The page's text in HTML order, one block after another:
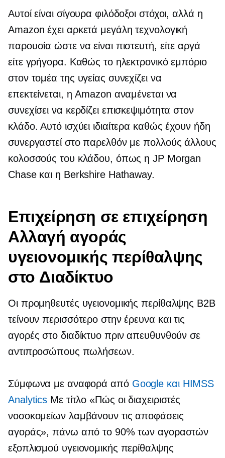
Αυτοί είναι σίγουρα φιλόδοξοι στόχοι, αλλά η
Amazon έχει αρκετά μεγάλη τεχνολογική
παρουσία ώστε να είναι πιστευτή, είτε αργά
είτε γρήγορα. Καθώς το ηλεκτρονικό εμπόριο
στον τομέα της υγείας συνεχίζει να
επεκτείνεται, η Amazon αναμένεται να
συνεχίσει να κερδίζει επισκεψιμότητα στον
κλάδο. Αυτό ισχύει ιδιαίτερα καθώς έχουν ήδη
συνεργαστεί στο παρελθόν με πολλούς άλλους
κολοσσούς του κλάδου, όπως η JP Morgan
Chase και η Berkshire Hathaway.
Επιχείρηση σε επιχείρηση
Αλλαγή αγοράς
υγειονομικής περίθαλψης
στο Διαδίκτυο
Οι προμηθευτές υγειονομικής περίθαλψης B2B
τείνουν περισσότερο στην έρευνα και τις
αγορές στο διαδίκτυο πριν απευθυνθούν σε
αντιπροσώπους πωλήσεων.
Σύμφωνα με αναφορά από Google και HIMSS
Analytics Με τίτλο «Πώς οι διαχειριστές
νοσοκομείων λαμβάνουν τις αποφάσεις
αγοράς», πάνω από το 90% των αγοραστών
εξοπλισμού υγειονομικής περίθαλψης